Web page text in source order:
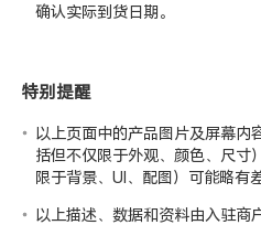
确认实际到货日期。
特别提醒
以上页面中的产品图片及屏幕内
括但不仅限于外观、颜色、尺寸
限于背景、UI、配图）可能略有
以上描述、数据和资料由入驻商